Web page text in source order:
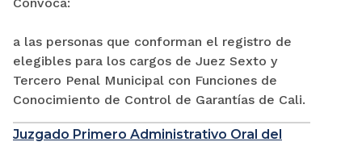
a las personas que conforman el registro de
elegibles para los cargos de Juez Sexto y
Tercero Penal Municipal con Funciones de
Conocimiento de Control de Garantías de Cali.
Juzgado Primero Administrativo Oral del